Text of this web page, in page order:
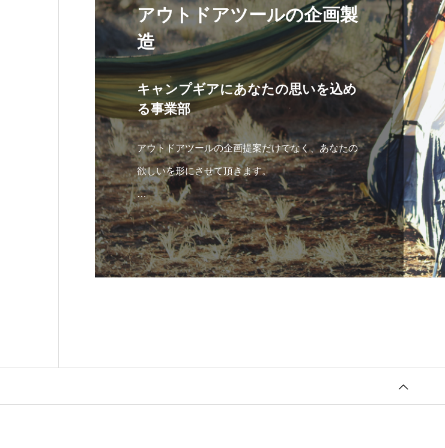
アウトドアツールの企画製
造
キャンプギアにあなたの思いを込め
る事業部
アウトドアツールの企画提案だけでなく、あなたの
欲しいを形にさせて頂きます。
遊び心の詰まったキャンプギア、作ってます。
調達段階からこだわる徹底ぶりでモノづくりをして
います。